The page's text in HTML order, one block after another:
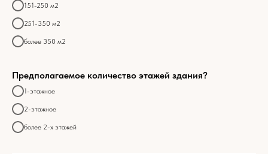
151-250 м2
251-350 м2
более 350 м2
Предполагаемое количество этажей здания?
1-этажное
2-этажное
более 2-х этажей